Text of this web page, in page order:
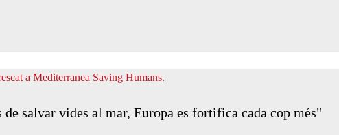
salvar vides al mar, Europa es fortifica cada cop més"